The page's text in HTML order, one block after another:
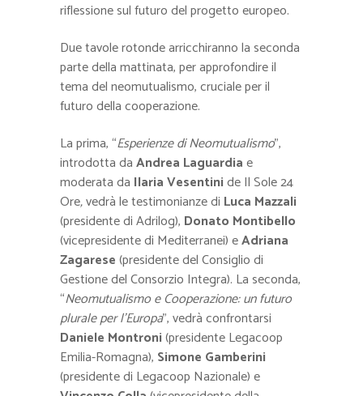
riflessione sul futuro del progetto europeo.
Due tavole rotonde arricchiranno la seconda
parte della mattinata, per approfondire il
tema del neomutualismo, cruciale per il
futuro della cooperazione.
La prima, “Esperienze di Neomutualismo”,
introdotta daAndrea Laguardiae
moderata da Ilaria Vesentinide Il Sole 24
Ore,vedrà le testimonianze di Luca Mazzali
(presidente di Adrilog), Donato Montibello
(vicepresidente di Mediterranei) eAdriana
Zagarese(presidente del Consiglio di
Gestione del Consorzio Integra). La seconda,
“Neomutualismo e Cooperazione: un futuro
plurale per l’Europa”, vedrà confrontarsi
Daniele Montroni(presidente Legacoop
Emilia-Romagna), Simone Gamberini
(presidente di Legacoop Nazionale) e